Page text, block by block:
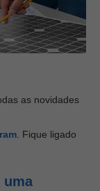
as novidades
. Fique ligado
uma